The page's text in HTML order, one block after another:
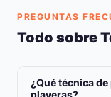
PREGUNTAS
Todo sobre
¿Qué técnica
playeras?